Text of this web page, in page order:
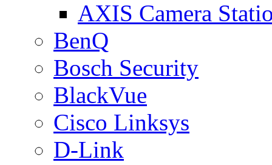
AXIS Camera
BenQ
Bosch Security
BlackVue
Cisco Linksys
D-Link